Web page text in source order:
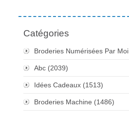
Catégories
Broderies Numérisées Par Moi
Abc (2039)
Idées Cadeaux (1513)
Broderies Machine (1486)